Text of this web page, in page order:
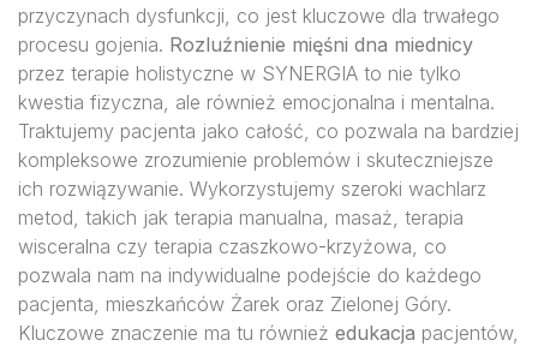
przyczynach dysfunkcji, co jest kluczowe dla trwałego
procesu gojenia. Rozluźnienie mięśni dna miednicy
przez terapie holistyczne w SYNERGIA to nie tylko
kwestia fizyczna, ale również emocjonalna i mentalna.
Traktujemy pacjenta jako całość, co pozwala na bardziej
kompleksowe zrozumienie problemów i skuteczniejsze
ich rozwiązywanie. Wykorzystujemy szeroki wachlarz
metod, takich jak terapia manualna, masaż, terapia
wisceralna czy terapia czaszkowo-krzyżowa, co
pozwala nam na indywidualne podejście do każdego
pacjenta, mieszkańców Żarek oraz Zielonej Góry.
Kluczowe znaczenie ma tu również edukacja pacjentów,